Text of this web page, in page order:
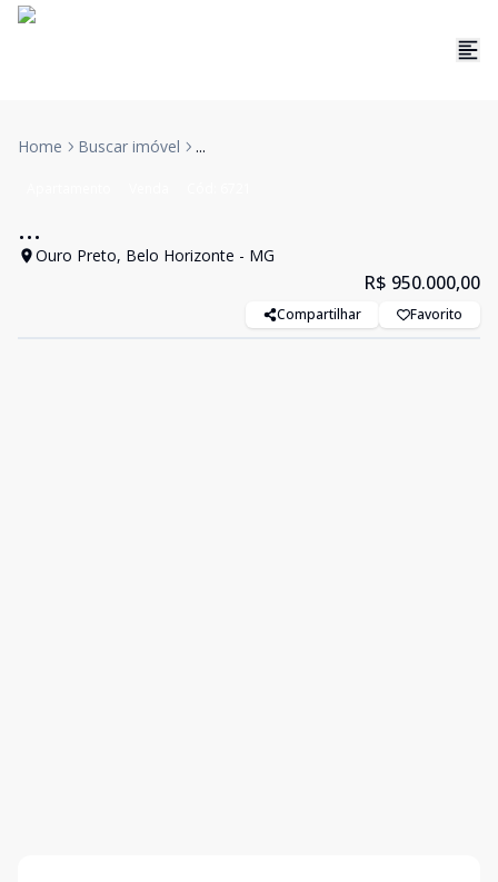
Home Buscar imóvel ...
...
Ouro Preto, Belo Horizonte - MG
R$ 950.000,00
Compartilhar Favorito